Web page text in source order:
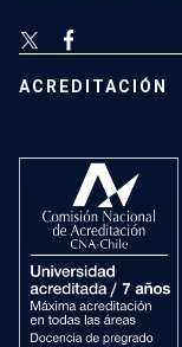
ACREDITACIÓN